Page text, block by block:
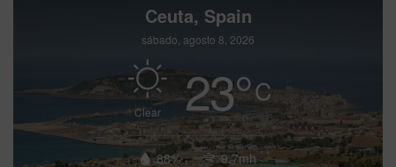
Ceuta, Spain
sábado, agosto 8, 2026
Clear 23°C
88% 9.7mh